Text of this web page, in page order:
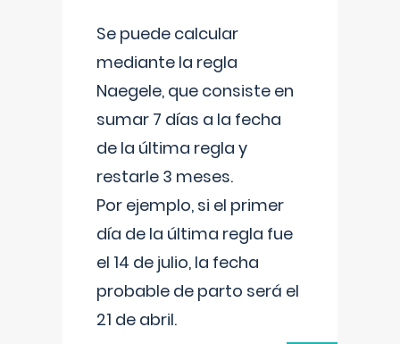
Se puede calcular
mediante la regla
Naegele, que consiste en
sumar 7 días a la fecha
de la última regla y
restarle 3 meses.
Por ejemplo, si el primer
día de la última regla fue
el 14 de julio, la fecha
probable de parto será el
21 de abril.